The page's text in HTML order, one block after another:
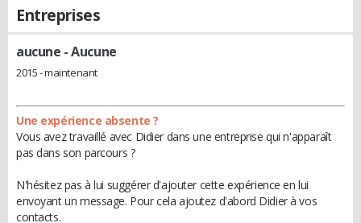
Entreprises
aucune - Aucune
2015 - maintenant
Une expérience absente ?
Vous avez travaillé avec Didier dans une entreprise qui n'apparaît
pas dans son parcours ?
N'hésitez pas à lui suggérer d'ajouter cette expérience en lui
envoyant un message. Pour cela ajoutez d'abord Didier à vos
contacts.